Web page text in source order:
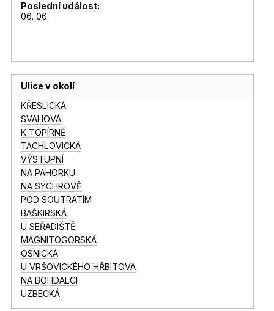
Poslední událost:
06. 06.
Ulice v okolí
KŘESLICKÁ
SVAHOVÁ
K TOPÍRNĚ
TACHLOVICKÁ
VÝSTUPNÍ
NA PAHORKU
NA SYCHROVĚ
POD SOUTRATÍM
BAŠKIRSKÁ
U SEŘADIŠTĚ
MAGNITOGORSKÁ
OSNICKÁ
U VRŠOVICKÉHO HŘBITOVA
NA BOHDALCI
UZBECKÁ